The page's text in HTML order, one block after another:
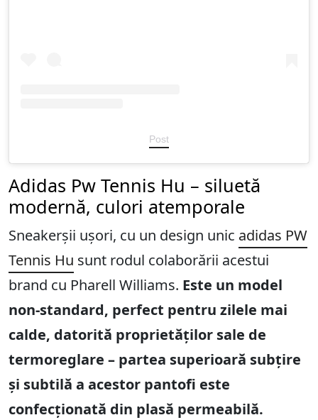
Post
Adidas Pw Tennis Hu – siluetă
modernă, culori atemporale
Sneakerșii ușori, cu un design unic adidas PW
Tennis Hu sunt rodul colaborării acestui
brand cu Pharell Williams. Este un model
non-standard, perfect pentru zilele mai
calde, datorită proprietăților sale de
termoreglare – partea superioară subțire
și subtilă a acestor pantofi este
confecționată din plasă permeabilă.